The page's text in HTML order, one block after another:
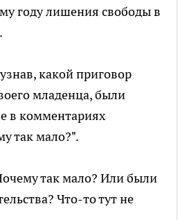
году лишения свободы в
какой приговор
младенца, были
в комментариях
так мало?".
так мало? Или были
Что-то тут не